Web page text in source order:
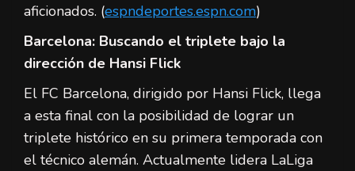
aficionados. (espndeportes.espn.com)
Barcelona: Buscando el triplete bajo la
dirección de Hansi Flick
El FC Barcelona, dirigido por Hansi Flick, llega
a esta final con la posibilidad de lograr un
triplete histórico en su primera temporada con
el técnico alemán. Actualmente lidera LaLiga